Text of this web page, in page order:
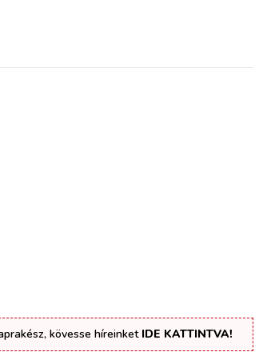
kövesse híreinket IDE KATTINTVA!